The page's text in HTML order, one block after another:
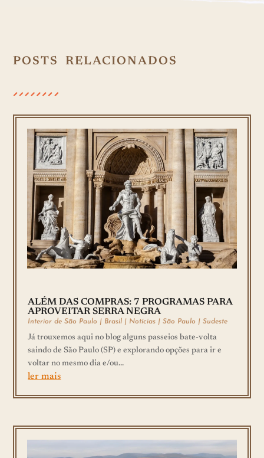
POSTS RELACIONADOS
ALÉM DAS COMPRAS: 7 PROGRAMAS PARA
APROVEITAR SERRA NEGRA
Interior de São Paulo | Brasil | Notícias |São Paulo |Sudeste
Já trouxemos aqui no blog alguns passeios bate-volta
saindo de São Paulo (SP) e explorando opções para ir e
voltar no mesmo dia e/ou...
ler mais